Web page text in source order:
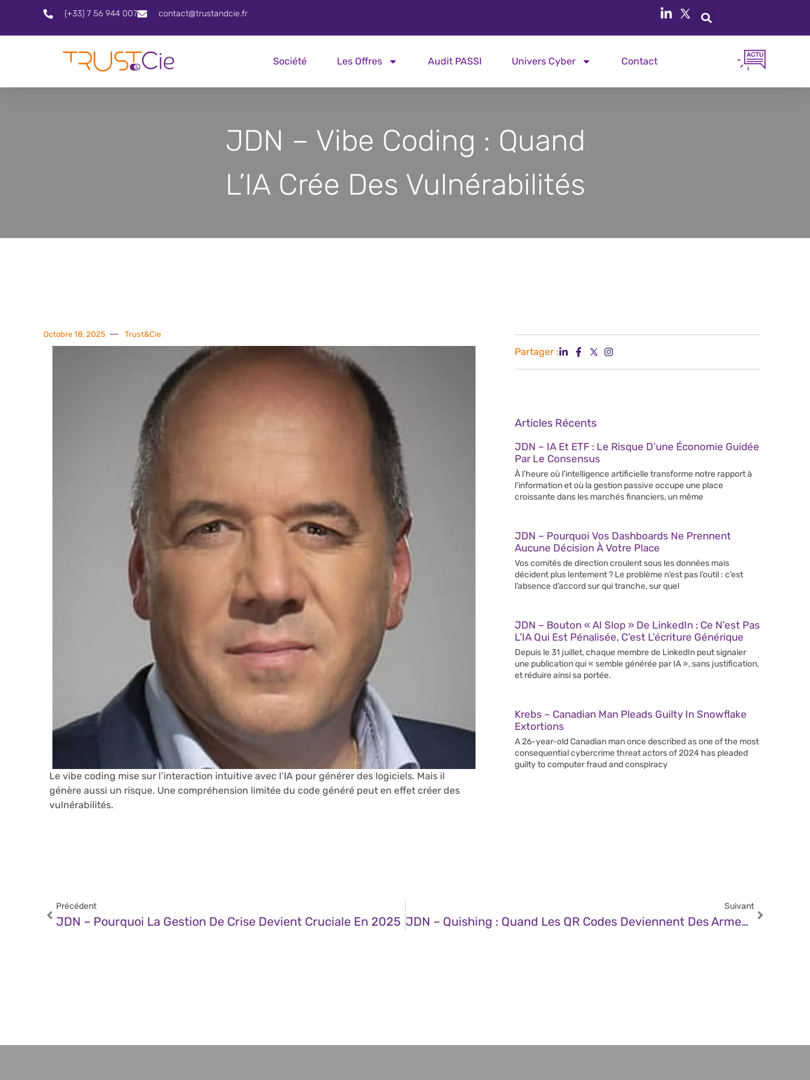
(+33) 7 56 944 007 contact@trustandcie.fr
Société Les Offres Audit PASSI Univers Cyber Contact
JDN – Vibe Coding : Quand
L’IA Crée Des Vulnérabilités
Octobre 18, 2025 Trust&Cie
Le vibe coding mise sur l’interaction intuitive avec l’IA pour générer des logiciels. Mais il
génère aussi un risque. Une compréhension limitée du code généré peut en effet créer des
vulnérabilités.
Partager :
Articles Récents
JDN – IA Et ETF : Le Risque D’une Économie Guidée
Par Le Consensus
À l’heure où l’intelligence artificielle transforme notre rapport à
l’information et où la gestion passive occupe une place
croissante dans les marchés financiers, un même
JDN – Pourquoi Vos Dashboards Ne Prennent
Aucune Décision À Votre Place
Vos comités de direction croulent sous les données mais
décident plus lentement ? Le problème n’est pas l’outil : c’est
l’absence d’accord sur qui tranche, sur quel
JDN – Bouton « AI Slop » De LinkedIn : Ce N’est Pas
L’IA Qui Est Pénalisée, C’est L’écriture Générique
Depuis le 31 juillet, chaque membre de LinkedIn peut signaler
une publication qui « semble générée par IA », sans justification,
et réduire ainsi sa portée.
Krebs – Canadian Man Pleads Guilty In Snowflake
Extortions
A 26-year-old Canadian man once described as one of the most
consequential cybercrime threat actors of 2024 has pleaded
guilty to computer fraud and conspiracy
Précédent
JDN – Pourquoi La Gestion De Crise Devient Cruciale En 2025
Suivant
JDN – Quishing : Quand Les QR Codes Deviennent Des Armes De Plus En Plus Complexes